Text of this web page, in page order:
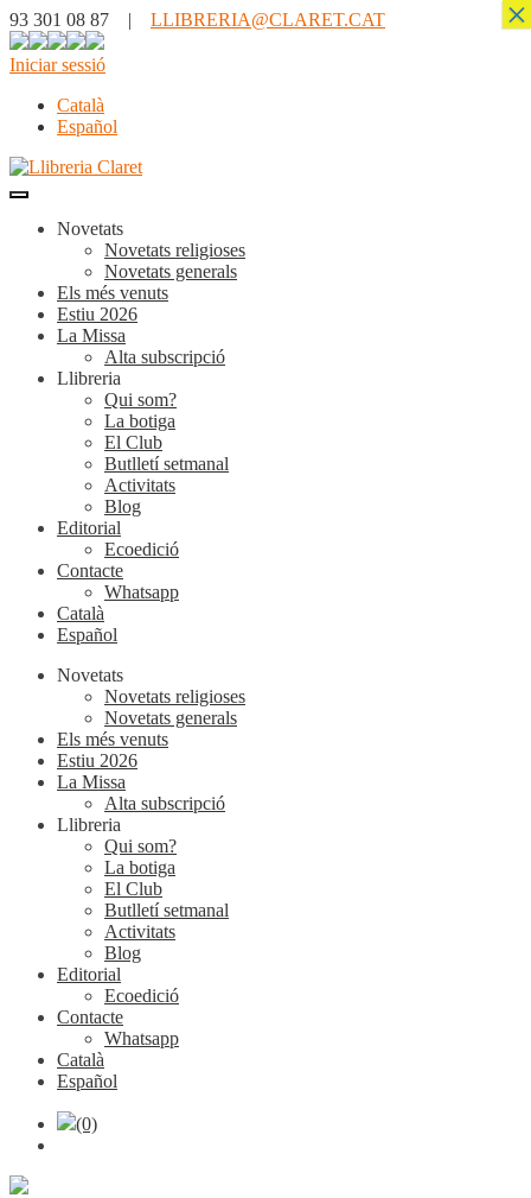
93 301 08 87 | LLIBRERIA@CLARET.CAT
Iniciar sessió
Català
Español
Novetats
Novetats religioses
Novetats generals
Els més venuts
Estiu 2026
La Missa
Alta subscripció
Llibreria
Qui som?
La botiga
El Club
Butlletí setmanal
Activitats
Blog
Editorial
Ecoedició
Contacte
Whatsapp
Català
Español
Novetats
Novetats religioses
Novetats generals
Els més venuts
Estiu 2026
La Missa
Alta subscripció
Llibreria
Qui som?
La botiga
El Club
Butlletí setmanal
Activitats
Blog
Editorial
Ecoedició
Contacte
Whatsapp
Català
Español
(0)
×